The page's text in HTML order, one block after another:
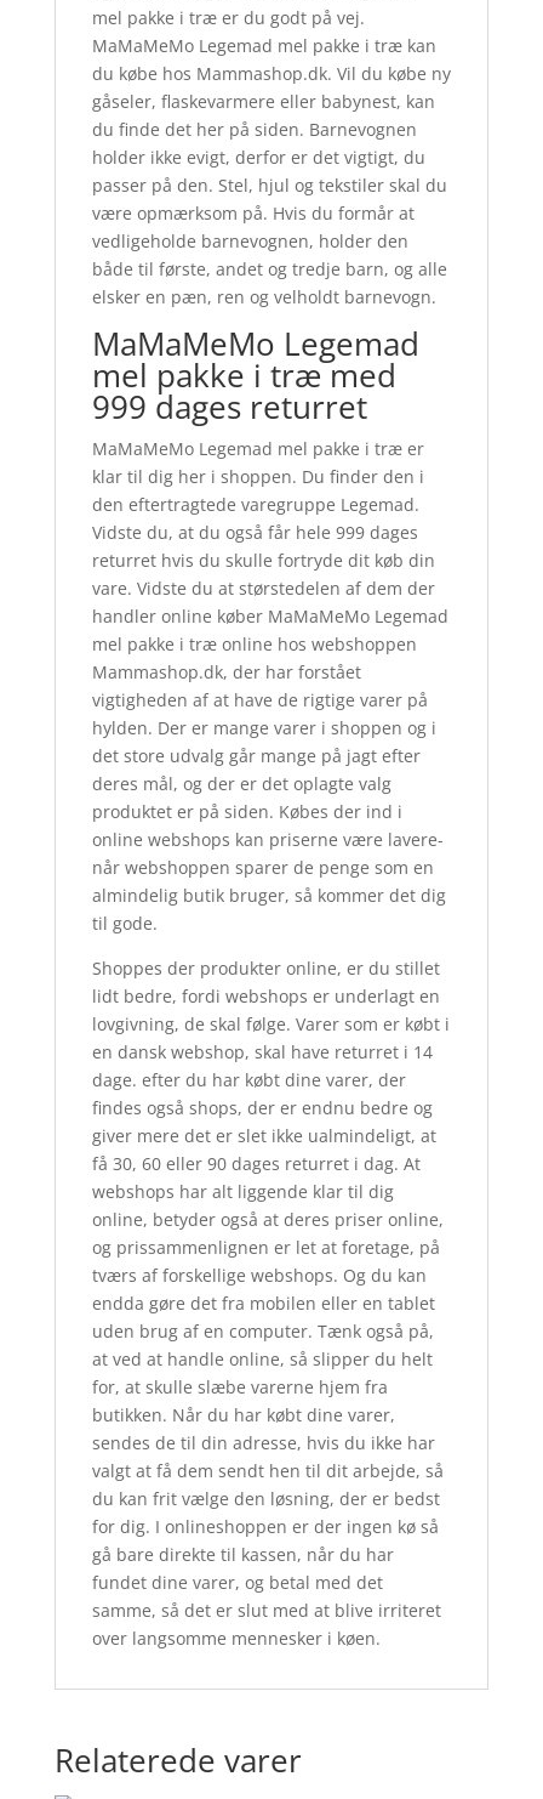
mel pakke i træ er du godt på vej.
MaMaMeMo Legemad mel pakke i træ kan
du købe hos Mammashop.dk. Vil du købe ny
gåseler, flaskevarmere eller babynest, kan
du finde det her på siden. Barnevognen
holder ikke evigt, derfor er det vigtigt, du
passer på den. Stel, hjul og tekstiler skal du
være opmærksom på. Hvis du formår at
vedligeholde barnevognen, holder den
både til første, andet og tredje barn, og alle
elsker en pæn, ren og velholdt barnevogn.
MaMaMeMo Legemad
mel pakke i træ med
999 dages returret
MaMaMeMo Legemad mel pakke i træ er
klar til dig her i shoppen. Du finder den i
den eftertragtede varegruppe Legemad.
Vidste du, at du også får hele 999 dages
returret hvis du skulle fortryde dit køb din
vare. Vidste du at størstedelen af dem der
handler online køber MaMaMeMo Legemad
mel pakke i træ online hos webshoppen
Mammashop.dk, der har forstået
vigtigheden af at have de rigtige varer på
hylden. Der er mange varer i shoppen og i
det store udvalg går mange på jagt efter
deres mål, og der er det oplagte valg
produktet er på siden. Købes der ind i
online webshops kan priserne være lavere-
når webshoppen sparer de penge som en
almindelig butik bruger, så kommer det dig
til gode.
Shoppes der produkter online, er du stillet
lidt bedre, fordi webshops er underlagt en
lovgivning, de skal følge. Varer som er købt i
en dansk webshop, skal have returret i 14
dage. efter du har købt dine varer, der
findes også shops, der er endnu bedre og
giver mere det er slet ikke ualmindeligt, at
få 30, 60 eller 90 dages returret i dag. At
webshops har alt liggende klar til dig
online, betyder også at deres priser online,
og prissammenlignen er let at foretage, på
tværs af forskellige webshops. Og du kan
endda gøre det fra mobilen eller en tablet
uden brug af en computer. Tænk også på,
at ved at handle online, så slipper du helt
for, at skulle slæbe varerne hjem fra
butikken. Når du har købt dine varer,
sendes de til din adresse, hvis du ikke har
valgt at få dem sendt hen til dit arbejde, så
du kan frit vælge den løsning, der er bedst
for dig. I onlineshoppen er der ingen kø så
gå bare direkte til kassen, når du har
fundet dine varer, og betal med det
samme, så det er slut med at blive irriteret
over langsomme mennesker i køen.
Relaterede varer